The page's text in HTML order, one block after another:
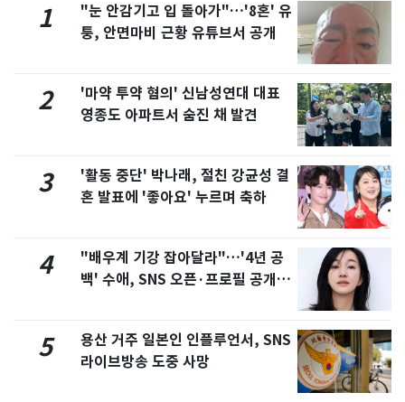
1
"눈 안감기고 입 돌아가"…'8혼' 유
퉁, 안면마비 근황 유튜브서 공개
2
'마약 투약 혐의' 신남성연대 대표
영종도 아파트서 숨진 채 발견
3
'활동 중단' 박나래, 절친 강균성 결
혼 발표에 '좋아요' 누르며 축하
4
"배우계 기강 잡아달라"…'4년 공
백' 수애, SNS 오픈·프로필 공개
5
용산 거주 일본인 인플루언서, SNS
라이브방송 도중 사망